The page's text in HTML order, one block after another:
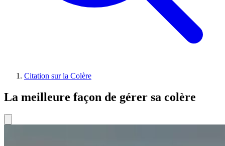
Citation sur la Colère
La meilleure façon de gérer sa colère